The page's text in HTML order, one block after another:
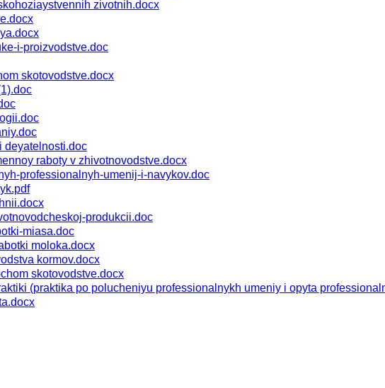
zivotnih.docx
i-proizvodstve.doc
skotovodstve.docx
deyatelnosti.doc
raboty v zhivotnovodstve.docx
professionalnyh-umenij-i-navykov.doc
produkcii.doc
miasa.doc
moloka.docx
kormov.docx
skotovodstve.docx
(praktika po polucheniyu professionalnykh umeniy i opyta